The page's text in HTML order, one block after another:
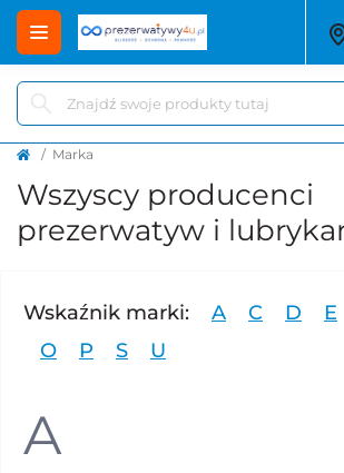
Marka
Wszyscy producenci
prezerwatyw i
Wskaźnik marki: A C D E
O
P S U
A